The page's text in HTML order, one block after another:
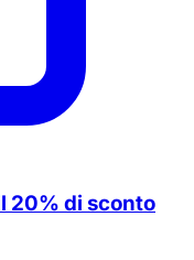
20% di sconto